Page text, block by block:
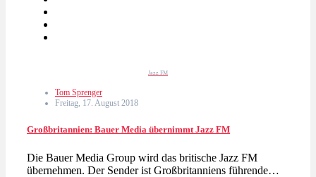
Jazz FM
Tom Sprenger
Freitag, 17. August 2018
Großbritannien: Bauer Media übernimmt Jazz FM
Die Bauer Media Group wird das britische Jazz FM
übernehmen. Der Sender ist Großbritanniens führende…